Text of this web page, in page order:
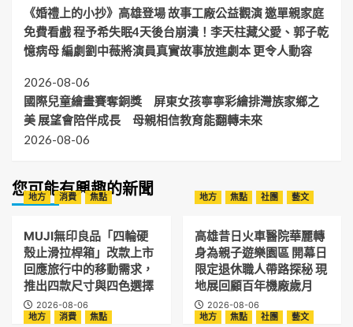
《婚禮上的小抄》高雄登場 故事工廠公益觀演 邀單親家庭
免費看戲 程予希失眠4天後台崩潰！李天柱藏父愛、郭子乾
憶病母 編劇劉中薇將演員真實故事放進劇本 更令人動容
2026-08-06
國際兒童繪畫賽奪銅獎 屏東女孩寧寧彩繪排灣族家鄉之
美 展望會陪伴成長 母親相信教育能翻轉未來
2026-08-06
您可能有興趣的新聞
地方 消費 焦點
MUJI無印良品「四輪硬
殼止滑拉桿箱」改款上市
回應旅行中的移動需求，
推出四款尺寸與四色選擇
2026-08-06
地方 焦點 社團 藝文
高雄昔日火車醫院華麗轉
身為親子遊樂園區 開幕日
限定退休職人帶路探秘 現
地展回顧百年機廠歲月
2026-08-06
地方
消費 焦點 地方 焦點 社團 藝文